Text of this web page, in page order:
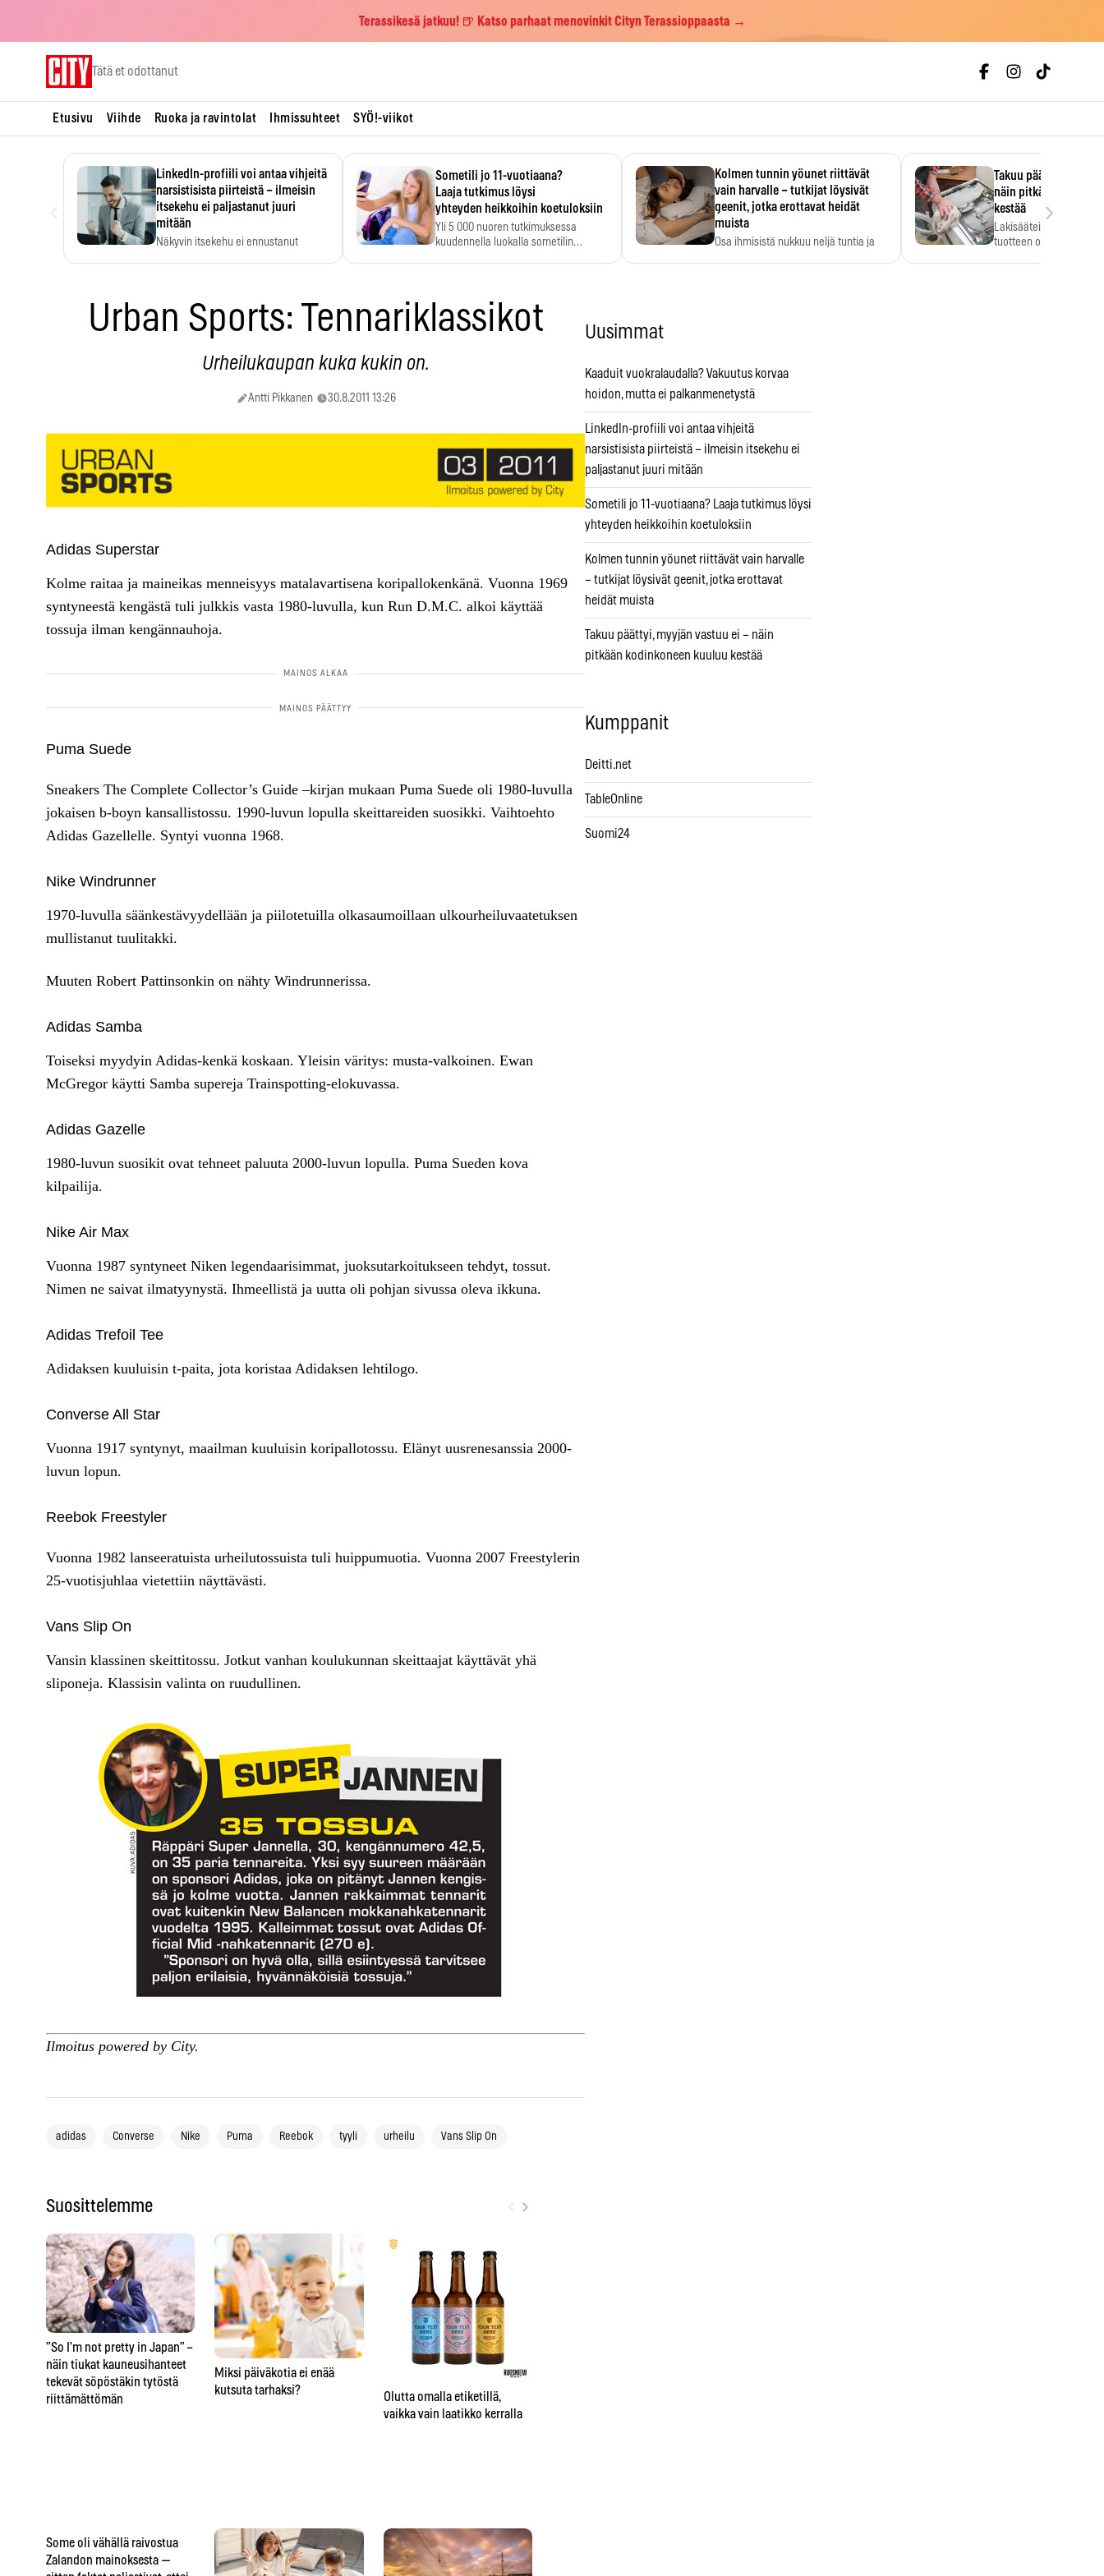
Terassikesä jatkuu! 🍺 Katso parhaat menovinkit Cityn Terassioppaasta →
Tätä et odottanut
Etusivu Viihde Ruoka ja ravintolat Ihmissuhteet SYÖ!-viikot
LinkedIn-profiili voi antaa vihjeitä
narsistisista piirteistä – ilmeisin
itsekehu ei paljastanut juuri
mitään
Näkyvin itsekehu ei ennustanut
Sometili jo 11-vuotiaana?
Laaja tutkimus löysi
yhteyden heikkoihin koetuloksiin
Yli 5 000 nuoren tutkimuksessa
kuudennella luokalla sometilin…
Kolmen tunnin yöunet riittävät
vain harvalle – tutkijat löysivät
geenit, jotka erottavat heidät
muista
Osa ihmisistä nukkuu neljä tuntia ja
Takuu päättyi,
näin pitkään
kestää
Lakisääteinen
tuotteen oletetun
›
Urban Sports: Tennariklassikot
Urheilukaupan kuka kukin on.
Antti Pikkanen 30.8.2011 13:26
Adidas Superstar
Kolme raitaa ja maineikas menneisyys matalavartisena koripallokenkänä. Vuonna 1969
syntyneestä kengästä tuli julkkis vasta 1980-luvulla, kun Run D.M.C. alkoi käyttää
tossuja ilman kengännauhoja.
Puma Suede
Sneakers The Complete Collector’s Guide –kirjan mukaan Puma Suede oli 1980-luvulla
jokaisen b-boyn kansallistossu. 1990-luvun lopulla skeittareiden suosikki. Vaihtoehto
Adidas Gazellelle. Syntyi vuonna 1968.
Nike Windrunner
1970-luvulla säänkestävyydellään ja piilotetuilla olkasaumoillaan ulkourheiluvaatetuksen
mullistanut tuulitakki.
Muuten Robert Pattinsonkin on nähty Windrunnerissa.
Adidas Samba
Toiseksi myydyin Adidas-kenkä koskaan. Yleisin väritys: musta-valkoinen. Ewan
McGregor käytti Samba supereja Trainspotting-elokuvassa.
Adidas Gazelle
1980-luvun suosikit ovat tehneet paluuta 2000-luvun lopulla. Puma Sueden kova
kilpailija.
Nike Air Max
Vuonna 1987 syntyneet Niken legendaarisimmat, juoksutarkoitukseen tehdyt, tossut.
Nimen ne saivat ilmatyynystä. Ihmeellistä ja uutta oli pohjan sivussa oleva ikkuna.
Adidas Trefoil Tee
Adidaksen kuuluisin t-paita, jota koristaa Adidaksen lehtilogo.
Converse All Star
Vuonna 1917 syntynyt, maailman kuuluisin koripallotossu. Elänyt uusrenesanssia 2000-
luvun lopun.
Reebok Freestyler
Vuonna 1982 lanseeratuista urheilutossuista tuli huippumuotia. Vuonna 2007 Freestylerin
25-vuotisjuhlaa vietettiin näyttävästi.
Vans Slip On
Vansin klassinen skeittitossu. Jotkut vanhan koulukunnan skeittaajat käyttävät yhä
sliponeja. Klassisin valinta on ruudullinen.
Ilmoitus powered by City.
adidas Converse Nike Puma Reebok tyyli urheilu Vans Slip On
Suosittelemme ›
”So I’m not pretty in Japan” –
näin tiukat kauneusihanteet
tekevät söpöstäkin tytöstä
riittämättömän
Some oli vähällä raivostua
Zalandon mainoksesta —
Miksi päiväkotia ei enää
kutsuta tarhaksi?
Olutta omalla etiketillä,
vaikka vain laatikko kerralla
Uusimmat
Kaaduit vuokralaudalla? Vakuutus korvaa
hoidon, mutta ei palkanmenetystä
LinkedIn-profiili voi antaa vihjeitä
narsistisista piirteistä – ilmeisin itsekehu ei
paljastanut juuri mitään
Sometili jo 11-vuotiaana? Laaja tutkimus löysi
yhteyden heikkoihin koetuloksiin
Kolmen tunnin yöunet riittävät vain harvalle
– tutkijat löysivät geenit, jotka erottavat
heidät muista
Takuu päättyi, myyjän vastuu ei – näin
pitkään kodinkoneen kuuluu kestää
Kumppanit
Deitti.net
TableOnline
Suomi24